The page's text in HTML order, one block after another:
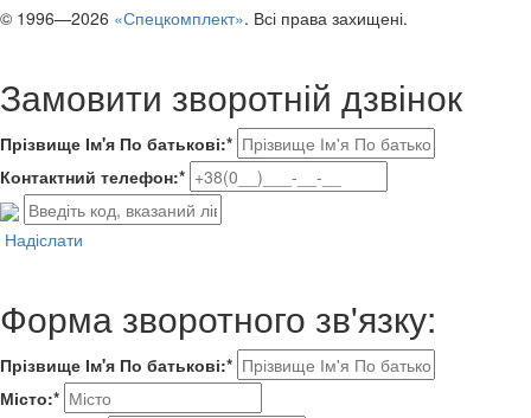
© 1996—2026 «Спецкомплект». Всі права захищені.
Замовити зворотній дзвінок
Прізвище Ім'я По батькові:*
Контактний телефон:*
Надіслати
Форма зворотного зв'язку:
Прізвище Ім'я По батькові:*
Місто:*